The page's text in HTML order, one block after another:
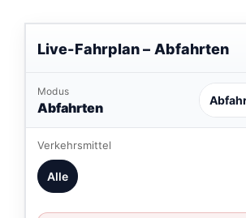
Live-Fahrplan – Abfahrten
Modus
Abfahrten
Verkehrsmittel
Alle